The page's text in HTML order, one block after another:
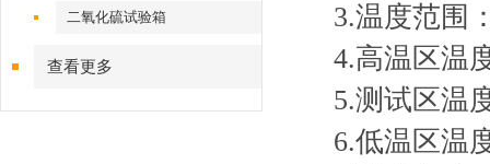
二氧化硫试验箱
查看更多
3.温度范围
4.高温区温
5.测试区温
6.低温区温